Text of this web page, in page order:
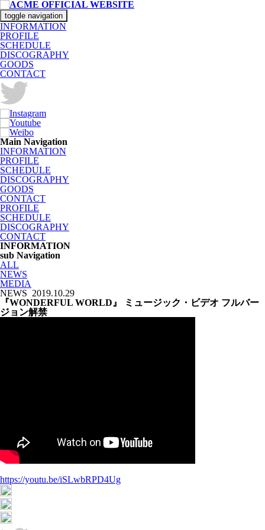
toggle navigation
INFORMATION
PROFILE
SCHEDULE
DISCOGRAPHY
GOODS
CONTACT
Main Navigation
INFORMATION
PROFILE
SCHEDULE
DISCOGRAPHY
GOODS
CONTACT
PROFILE
SCHEDULE
DISCOGRAPHY
CONTACT
INFORMATION
sub Navigation
ALL
NEWS
MEDIA
NEWS 2019.10.29
『WONDERFUL WORLD』 ミュージック・ビデオ フルバー
ジョン解禁
https://youtu.be/iSLwbRPD4Ug